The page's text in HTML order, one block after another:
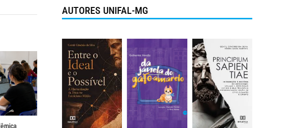
AUTORES UNIFAL-MG